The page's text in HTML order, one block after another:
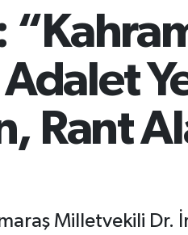
Rant
Milletvekili